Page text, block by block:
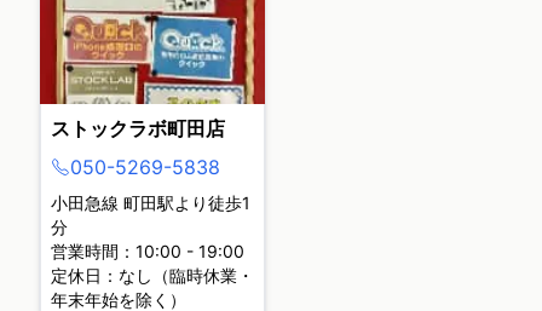
ストックラボ町田店
050-5269-5838
小田急線 町田駅より徒歩1
分
営業時間：10:00 - 19:00
定休日：なし（臨時休業・
年末年始を除く）